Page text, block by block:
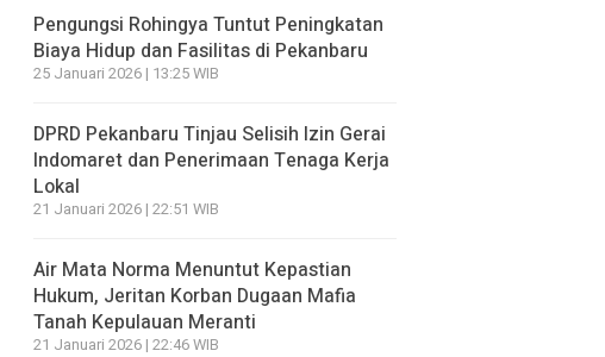
Pengungsi Rohingya Tuntut Peningkatan
Biaya Hidup dan Fasilitas di Pekanbaru
25 Januari 2026 | 13:25 WIB
DPRD Pekanbaru Tinjau Selisih Izin Gerai
Indomaret dan Penerimaan Tenaga Kerja
Lokal
21 Januari 2026 | 22:51 WIB
Air Mata Norma Menuntut Kepastian
Hukum, Jeritan Korban Dugaan Mafia
Tanah Kepulauan Meranti
21 Januari 2026 | 22:46 WIB